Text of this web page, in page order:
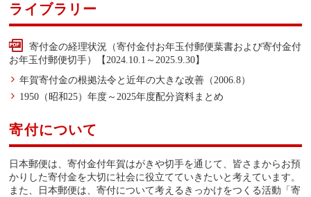
ライブラリー
寄付金の経理状況（寄付金付お年玉付郵便葉書および寄付金付
お年玉付郵便切手）【2024.10.1～2025.9.30】
年賀寄付金の根拠法令と近年の大きな改善（2006.8）
1950（昭和25）年度～2025年度配分資料まとめ
寄付について
日本郵便は、寄付金付年賀はがきや切手を通じて、皆さまからお預
かりした寄付金を大切に社会に役立てていきたいと考えています。
また、日本郵便は、寄付について考えるきっかけをつくる活動「寄